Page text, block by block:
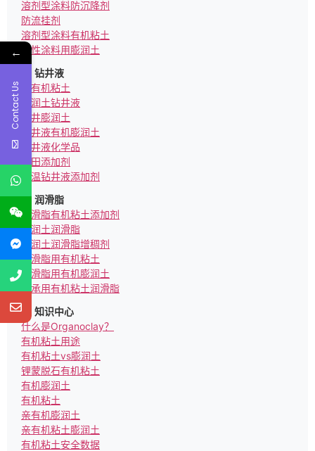
溶剂型涂料防沉降剂
防流挂剂
溶剂型涂料有机粘土
水性涂料用膨润土
钻井液
亲有机粘土
膨润土钻井液
钻井膨润土
钻井液有机膨润土
钻井液化学品
油田添加剂
高温钻井液添加剂
润滑脂
润滑脂有机粘土添加剂
膨润土润滑脂
膨润土润滑脂增稠剂
润滑脂用有机粘土
润滑脂用有机膨润土
轴承用有机粘土润滑脂
知识中心
什么是Organoclay？
有机粘土用途
有机粘土vs膨润土
锂蒙脱石有机粘土
有机膨润土
有机粘土
亲有机膨润土
亲有机粘土膨润土
有机粘土安全数据
←
Contact Us